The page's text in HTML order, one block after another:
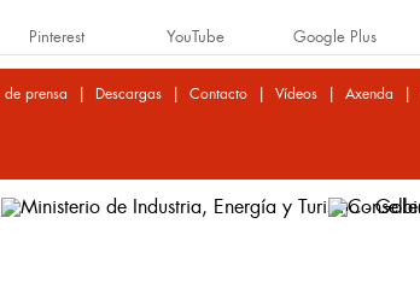
Pinterest YouTube Google Plus
de prensa | Descargas | Contacto | Vídeos | Axenda |